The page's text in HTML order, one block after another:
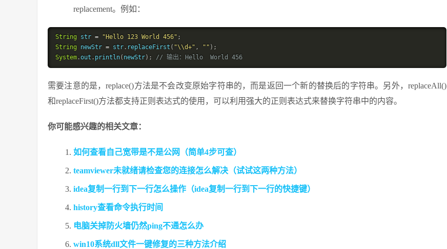
replacement。例如：
String str = "Hello 123 World 456" ;
String newStr = str . replaceFirst ( "\\d+" , "" ) ;
System .out . println( newStr) ; // 输出：Hello  World 456
需要注意的是，replace()方法是不会改变原始字符串的，而是返回一个新的替换后的字符串。另外，replaceAll()
和replaceFirst()方法都支持正则表达式的使用，可以利用强大的正则表达式来替换字符串中的内容。
你可能感兴趣的相关文章：
如何查看自己宽带是不是公网（简单4步可查）
teamviewer未就绪请检查您的连接怎么解决（试试这两种方法）
idea复制一行到下一行怎么操作（idea复制一行到下一行的快捷键）
history查看命令执行时间
电脑关掉防火墙仍然ping不通怎么办
win10系统dll文件一键修复的三种方法介绍